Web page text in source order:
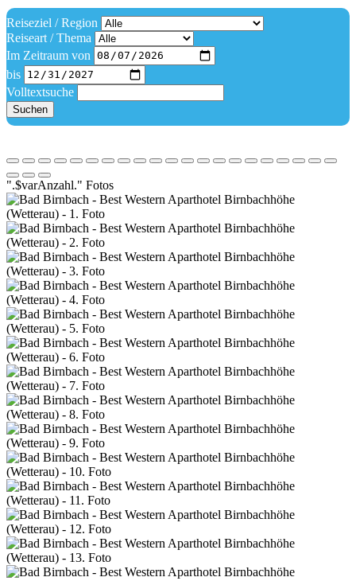
Reiseziel / Region
Reiseart / Thema
Im Zeitraum von
bis
Volltextsuche
Suchen
".$varAnzahl." Fotos